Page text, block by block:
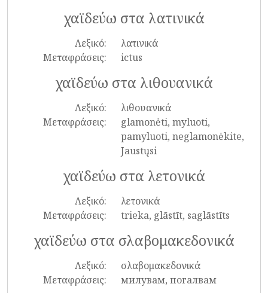
χαϊδεύω στα λατινικά
Λεξικό:
λατινικά
Μεταφράσεις:
ictus
χαϊδεύω στα λιθουανικά
Λεξικό:
λιθουανικά
Μεταφράσεις:
glamonėti, myluoti,
pamyluoti, neglamonėkite,
Jaustųsi
χαϊδεύω στα λετονικά
Λεξικό:
λετονικά
Μεταφράσεις:
trieka, glāstīt, saglāstīts
χαϊδεύω στα σλαβομακεδονικά
Λεξικό:
σλαβομακεδονικά
Μεταφράσεις:
милувам, погалвам